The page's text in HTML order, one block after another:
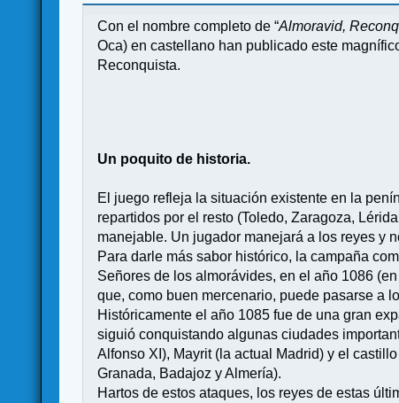
Con el nombre completo de “Almoravid,
Oca) en castellano han publicado este
Reconquista.
Un poquito de historia.
El juego refleja la situación existente en la
repartidos por el resto (Toledo, Zaragoza,
manejable. Un jugador manejará a los reyes y
Para darle más sabor histórico, la campaña
Señores de los almorávides, en el año 1086
que, como buen mercenario, puede pasarse a
Históricamente el año 1085 fue de una gran
siguió conquistando algunas ciudades
Alfonso XI), Mayrit (la actual Madrid) y el
Granada, Badajoz y Almería).
Hartos de estos ataques, los reyes de estas